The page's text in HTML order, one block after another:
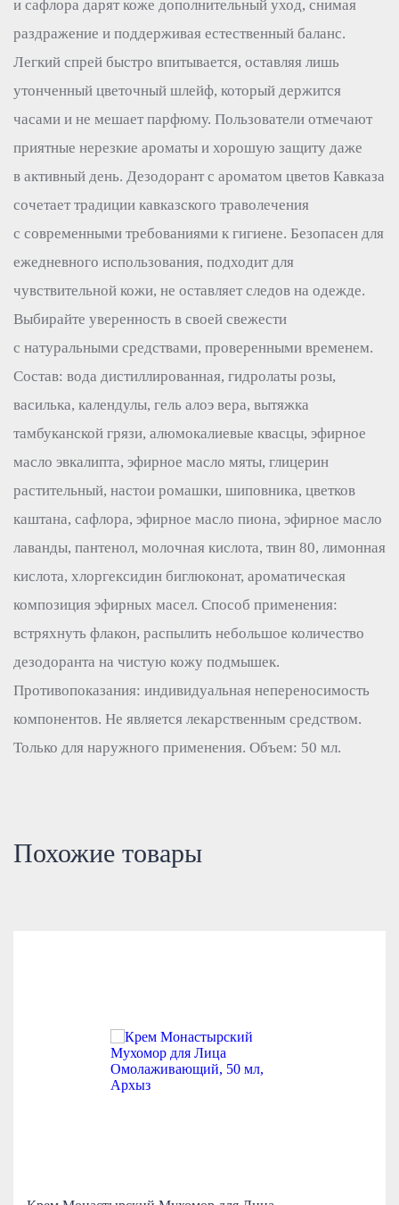
и сафлора дарят коже дополнительный уход, снимая
раздражение и поддерживая естественный баланс.
Легкий спрей быстро впитывается, оставляя лишь
утонченный цветочный шлейф, который держится
часами и не мешает парфюму. Пользователи отмечают
приятные нерезкие ароматы и хорошую защиту даже
в активный день. Дезодорант с ароматом цветов Кавказа
сочетает традиции кавказского траволечения
с современными требованиями к гигиене. Безопасен для
ежедневного использования, подходит для
чувствительной кожи, не оставляет следов на одежде.
Выбирайте уверенность в своей свежести
с натуральными средствами, проверенными временем.
Состав: вода дистиллированная, гидролаты розы,
василька, календулы, гель алоэ вера, вытяжка
тамбуканской грязи, алюмокалиевые квасцы, эфирное
масло эвкалипта, эфирное масло мяты, глицерин
растительный, настои ромашки, шиповника, цветков
каштана, сафлора, эфирное масло пиона, эфирное масло
лаванды, пантенол, молочная кислота, твин 80, лимонная
кислота, хлоргексидин биглюконат, ароматическая
композиция эфирных масел. Способ применения:
встряхнуть флакон, распылить небольшое количество
дезодоранта на чистую кожу подмышек.
Противопоказания: индивидуальная непереносимость
компонентов. Не является лекарственным средством.
Только для наружного применения. Объем: 50 мл.
Похожие товары